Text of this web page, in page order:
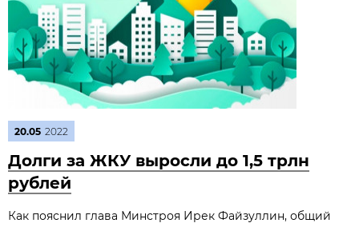
20.05 2022
Долги за ЖКУ выросли до 1,5 трлн
рублей
Как пояснил глава Минстроя Ирек Файзуллин, общий